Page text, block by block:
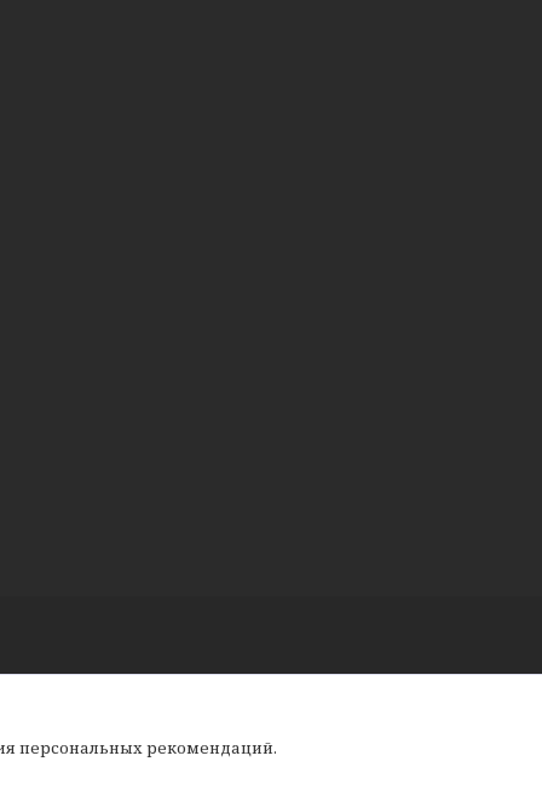
персональных рекомендаций.